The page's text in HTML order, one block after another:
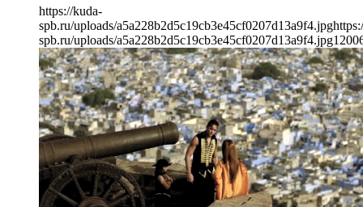
https://kuda-
spb.ru/uploads/a5a228b2d5c19cb3e45cf0207d13a9f4.jpg
spb.ru/uploads/a5a228b2d5c19cb3e45cf0207d13a9f4.jpg1200